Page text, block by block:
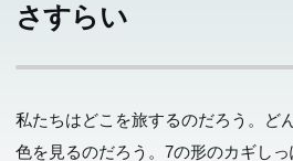
さすらい
私たちはどこを旅するのだろう。ど
色を見るのだろう。7の形のカギし